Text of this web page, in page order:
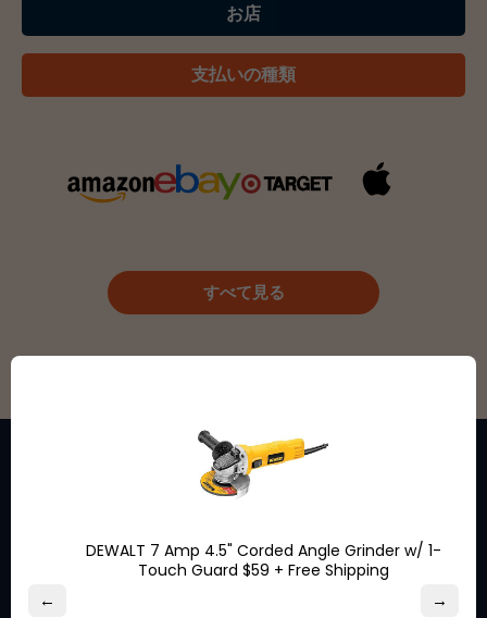
お店
支払いの種類
すべて見る
お気に入りのブランドからの特
別割引の機会についてオンライ
ンにとどまってください。
← →
DEWALT 7 Amp 4.5" Corded Angle Grinder w/ 1-
Touch Guard $59 + Free Shipping